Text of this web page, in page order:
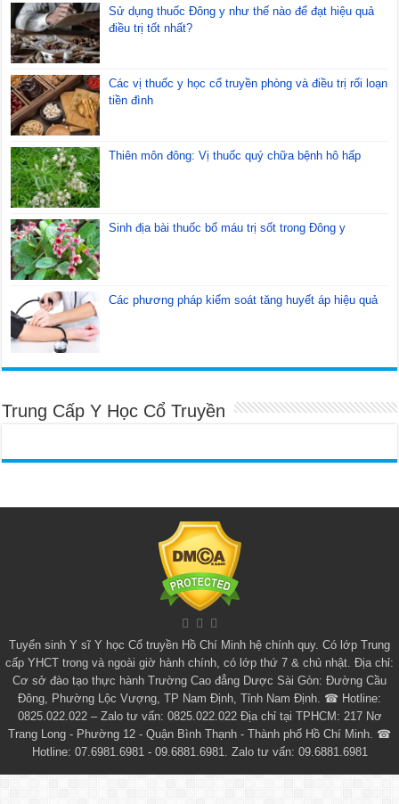
Sử dụng thuốc Đông y như thế nào để đạt hiệu quả
điều trị tốt nhất?
Các vị thuốc y học cổ truyền phòng và điều trị rối loạn
tiền đình
Thiên môn đông: Vị thuốc quý chữa bệnh hô hấp
Sinh địa bài thuốc bổ máu trị sốt trong Đông y
Các phương pháp kiểm soát tăng huyết áp hiệu quả
Trung Cấp Y Học Cổ Truyền
Tuyển sinh Y sĩ Y học Cổ truyền Hồ Chí Minh hệ chính quy. Có lớp Trung
cấp YHCT trong và ngoài giờ hành chính, có lớp thứ 7 & chủ nhật. Địa chỉ:
Cơ sở đào tạo thực hành Trường Cao đẳng Dược Sài Gòn: Đường Cầu
Đông, Phường Lộc Vượng, TP Nam Định, Tỉnh Nam Định. ☎ Hotline:
0825.022.022 – Zalo tư vấn: 0825.022.022 Địa chỉ tại TPHCM: 217 Nơ
Trang Long - Phường 12 - Quận Bình Thạnh - Thành phố Hồ Chí Minh. ☎
Hotline: 07.6981.6981 - 09.6881.6981. Zalo tư vấn: 09.6881.6981